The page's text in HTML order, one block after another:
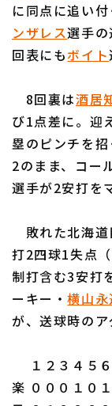
利用規約
運営会社（別ウィン
に同点に追い
ンザレス選手
回表にもボイト
8回裏は酒居
び1点差に。迎
塁のピンチを
2のまま、コー
選手が2安打を
敗れた北海道
打2四球1失点
制打含む3安打
ーキー・横山永
が、送球時のア
１２３４５
楽 ０００１０